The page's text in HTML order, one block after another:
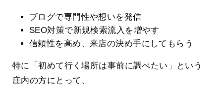
ブログで専門性や想いを発信
SEO対策で新規検索流入を増やす
信頼性を高め、来店の決め手にしてもらう
特に「初めて行く場所は事前に調べたい」という
庄内の方にとって、